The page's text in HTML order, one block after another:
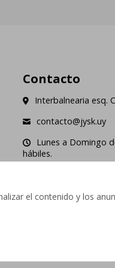
el contenido y los
Contacto
Interbalnearia esq.
contacto@jysk.uy
Lunes a Domingo
hábiles.